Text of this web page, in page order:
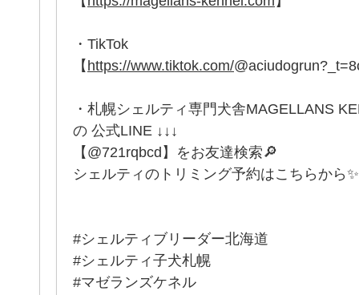
・TikTok
【https://www.tiktok.com/
・札幌シェルティ専門犬舎MAGELLANS
の 公式LINE ↓↓↓
【@721rqbcd】をお友達検索🔎
シェルティのトリミング予約はこちらから✨
#シェルティブリーダー北海道
#シェルティ子犬札幌
#マゼランズケネル